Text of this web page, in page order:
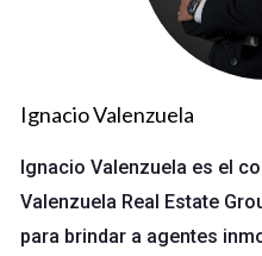
Para especializarte en
tener un profundo
con las áreas más codiciadas
oportunidades. Investigar los
características deseadas y
compradores es
Ignacio Valenzuela
Ignacio Valenzuela es el
Valenzuela Real Estate
para brindar a agentes